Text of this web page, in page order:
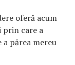
oferă acum
prin care a
părea mereu